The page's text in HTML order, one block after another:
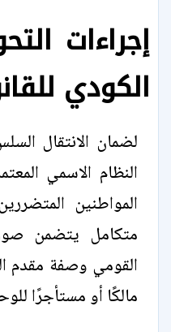
إجراءات
الكودي
لضمان الانتقال
النظام الاسمي
المواطنين
متكامل يتضمن
القومي وصفة مقدم
مالكًا أو مستأجرًا